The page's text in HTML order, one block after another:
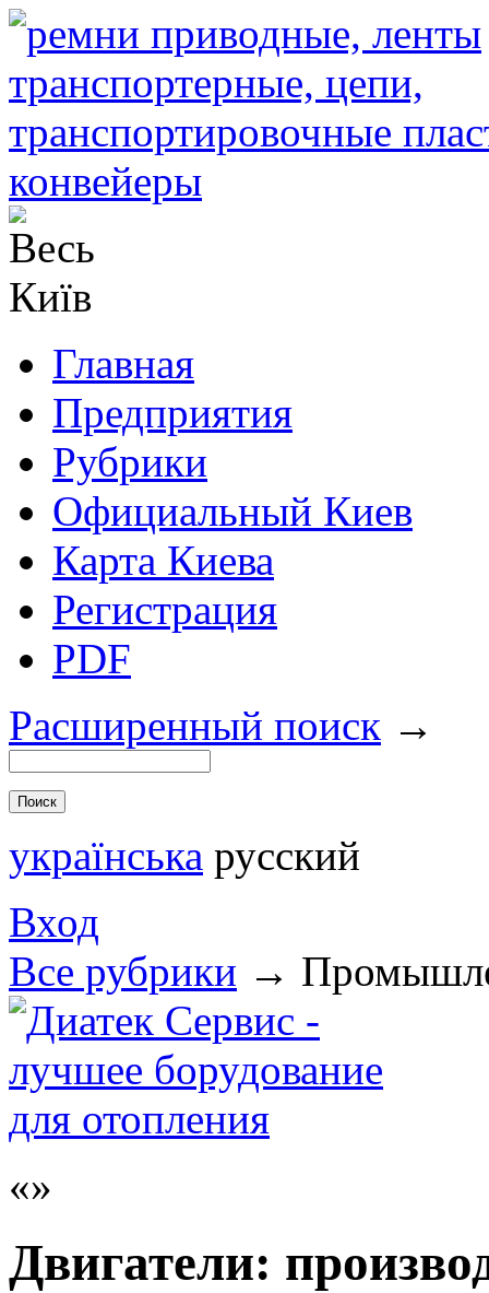
Главная
Предприятия
Рубрики
Официальный Киев
Карта Киева
Регистрация
PDF
Расширенный поиск →
українська русский
Вход
Все рубрики →
Двигатели: